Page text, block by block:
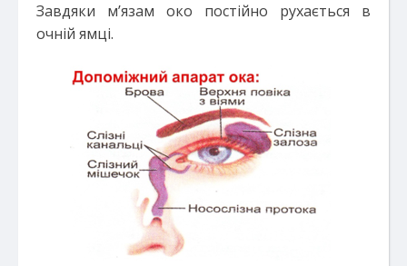
Завдяки м’язам око постійно рухається в
очній ямці.